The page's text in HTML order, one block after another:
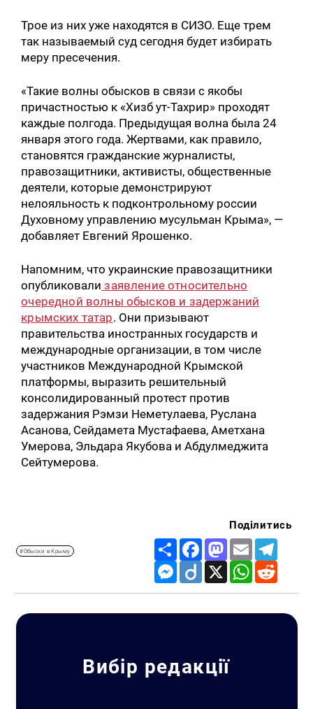
Трое из них уже находятся в СИЗО. Еще трем
так называемый суд сегодня будет избирать
меру пресечения.
«Такие волны обысков в связи с якобы
причастностью к «Хизб ут-Тахрир» проходят
каждые полгода. Предыдущая волна была 24
января этого года. Жертвами, как правило,
становятся гражданские журналисты,
правозащитники, активисты, общественные
деятели, которые демонстрируют
нелояльность к подконтрольному россии
Духовному управлению мусульман Крыма», —
добавляет Евгений Ярошенко.
Напомним, что украинские правозащитники
опубликовали заявление относительно
очередной волны обысков и задержаний
крымских татар. Они призывают
правительства иностранных государств и
международные организации, в том числе
участников Международной Крымской
платформы, выразить решительный
консолидированный протест против
задержания Рэмзи Неметулаева, Руслана
Асанова, Сейдамета Мустафаева, Аметхана
Умерова, Эльдара Якубова и Абдулмеджита
Сейтумерова.
#Обыски в Крыму
Поділитись
Share FacebookMastodon
Email
Messenger
Diigo X WhatsApp
Вибір редакції